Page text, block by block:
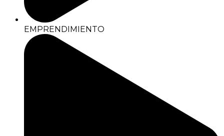
EMPRENDIMIENTO